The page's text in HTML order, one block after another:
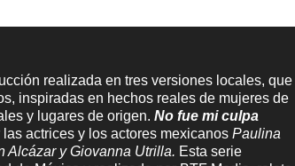
realizada en tres versiones locales, que
inspiradas en hechos reales de mujeres de
y lugares de origen.No fue mi culpa
actrices y los actores mexicanosPaulina
Alcázar y Giovanna Utrilla. Esta serie